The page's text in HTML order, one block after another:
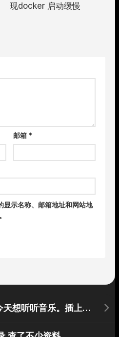
现docker 启动缓慢
邮箱*
显示名称、邮箱地址和网站地
惠威m12 继续维修。今天想听听音乐。插上播放器 没有任何声音了。